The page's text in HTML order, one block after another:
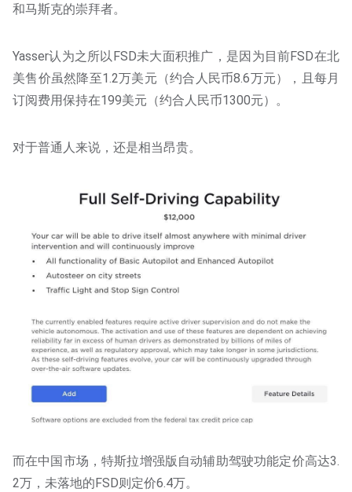
和马斯克的崇拜者。
Yasser认为之所以FSD未大面积推广，是因为目前FSD在北
美售价虽然降至1.2万美元（约合人民币8.6万元），且每月
订阅费用保持在199美元（约合人民币1300元）。
对于普通人来说，还是相当昂贵。
而在中国市场，特斯拉增强版自动辅助驾驶功能定价高达3.
2万，未落地的FSD则定价6.4万。